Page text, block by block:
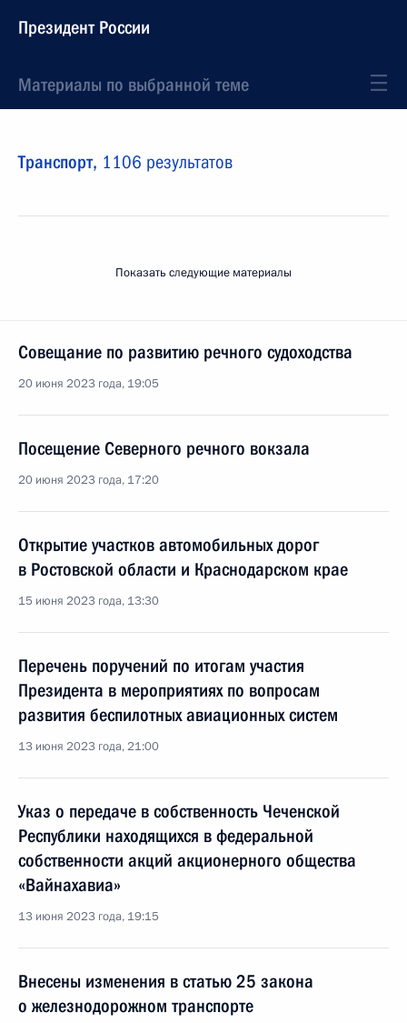
Президент России
Материалы по выбранной теме
Транспорт, 1106 результатов
Показать следующие материалы
Совещание по развитию речного судоходства
20 июня 2023 года, 19:05
Посещение Северного речного вокзала
20 июня 2023 года, 17:20
Открытие участков автомобильных дорог
в Ростовской области и Краснодарском крае
15 июня 2023 года, 13:30
Перечень поручений по итогам участия
Президента в мероприятиях по вопросам
развития беспилотных авиационных систем
13 июня 2023 года, 21:00
Указ о передаче в собственность Чеченской
Республики находящихся в федеральной
собственности акций акционерного общества
«Вайнахавиа»
13 июня 2023 года, 19:15
Внесены изменения в статью 25 закона
о железнодорожном транспорте